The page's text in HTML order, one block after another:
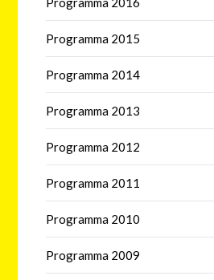
Programma 2015
Programma 2014
Programma 2013
Programma 2012
Programma 2011
Programma 2010
Programma 2009